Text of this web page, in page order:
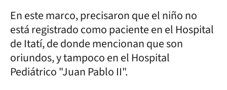
En este marco, precisaron que el niño no
está registrado como paciente en el Hospital
de Itatí, de donde mencionan que son
oriundos, y tampoco en el Hospital
Pediátrico "Juan Pablo II".